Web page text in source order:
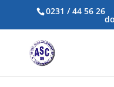
0231 / 44 56 26